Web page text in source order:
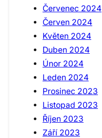
Červenec 2024
Červen 2024
Květen 2024
Duben 2024
Únor 2024
Leden 2024
Prosinec 2023
Listopad 2023
Říjen 2023
Září 2023